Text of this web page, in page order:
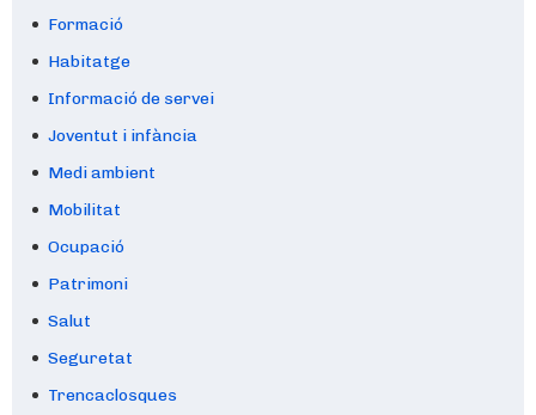
Formació
Habitatge
Informació de servei
Joventut i infància
Medi ambient
Mobilitat
Ocupació
Patrimoni
Salut
Seguretat
Trencaclosques